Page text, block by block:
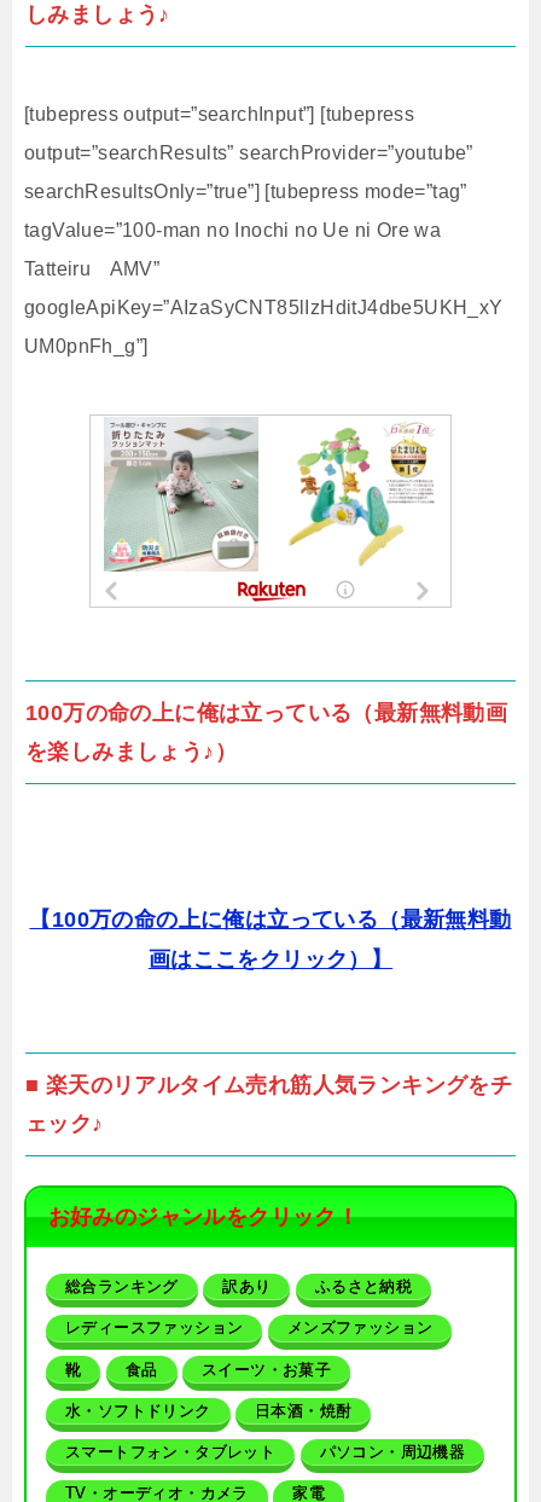
しみましょう♪
[tubepress output=”searchInput”] [tubepress
output=”searchResults” searchProvider=”youtube”
searchResultsOnly=”true”] [tubepress mode=”tag”
tagValue=”100-man no Inochi no Ue ni Ore wa
Tatteiru AMV”
googleApiKey=”AIzaSyCNT85lIzHditJ4dbe5UKH_xY
UM0pnFh_g”]
100万の命の上に俺は立っている（最新無料動画
を楽しみましょう♪）
【100万の命の上に俺は立っている（最新無料動
画はここをクリック）】
■ 楽天のリアルタイム売れ筋人気ランキングをチ
ェック♪
お好みのジャンルをクリック！
総合ランキング 訳あり ふるさと納税
レディースファッション メンズファッション
靴 食品 スイーツ・お菓子
水・ソフトドリンク 日本酒・焼酎
スマートフォン・タブレット パソコン・周辺機器
TV・オーディオ・カメラ 家電